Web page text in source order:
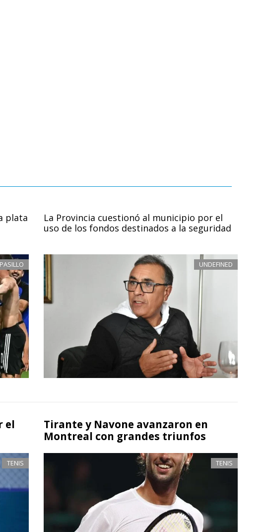
plata
La Provincia cuestionó al municipio por el
uso de los fondos destinados a la seguridad
UNDEFINED
el
TENIS
Tirante y Navone avanzaron en
Montreal con grandes triunfos
TENIS